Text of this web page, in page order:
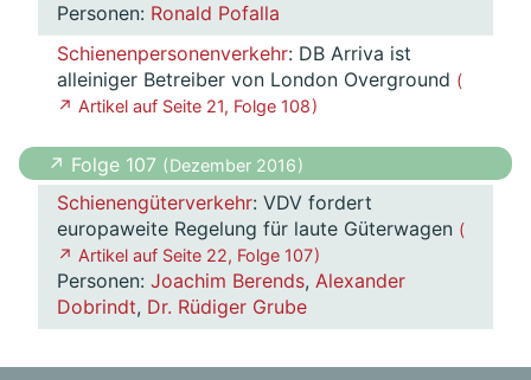
Personen: Ronald Pofalla
Schienenpersonenverkehr: DB Arriva ist
alleiniger Betreiber von London Overground (
↗ Artikel auf Seite 21, Folge 108 )
↗ Folge 107 ( Dezember 2016 )
Schienengüterverkehr: VDV fordert
europaweite Regelung für laute Güterwagen (
↗ Artikel auf Seite 22, Folge 107 )
Personen: Joachim Berends, Alexander
Dobrindt, Dr. Rüdiger Grube